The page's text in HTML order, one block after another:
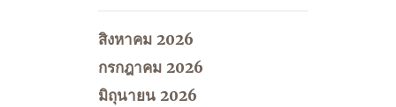
สิงหาคม 2026
กรกฎาคม 2026
มิถุนายน 2026